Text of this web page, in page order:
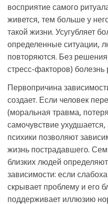
восприятие самого
живется, тем больше у
такой жизни. Усугубляет
определенные ситуации,
повторяются. Без
стресс-факторов) болезнь
Первопричина
создает. Если человек
(моральная травма,
самочувствие
психики позволяют
жизнь пострадавшего.
близких людей
зависимости: если
скрывает проблему и его
поддерживает иллюзию